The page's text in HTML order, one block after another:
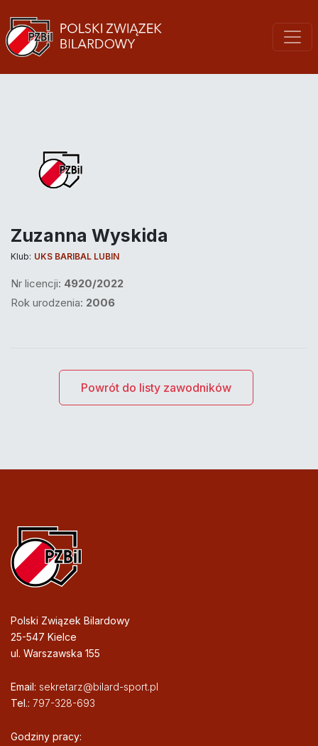
Zuzanna Wyskida
Klub: UKS BARIBAL LUBIN
Nr licencji: 4920/2022
Rok urodzenia: 2006
Powrót do listy zawodników
Polski Związek Bilardowy
25-547 Kielce
ul. Warszawska 155
Email: sekretarz@bilard-sport.pl
Tel.: 797-328-693
Godziny pracy: